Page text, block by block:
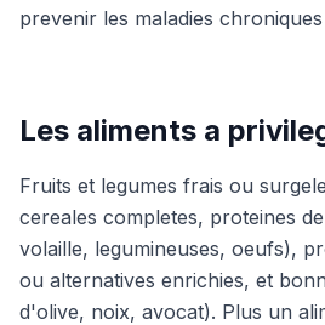
prevenir les maladies
Les aliments a
Fruits et legumes frais ou
cereales completes, proteines
volaille, legumineuses, oeufs),
ou alternatives enrichies, et
d'olive, noix, avocat). Plus un